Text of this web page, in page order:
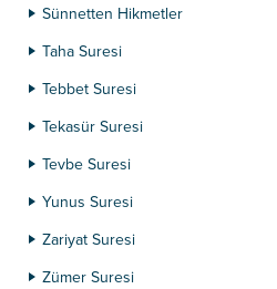
Sünnetten Hikmetler
Taha Suresi
Tebbet Suresi
Tekasür Suresi
Tevbe Suresi
Yunus Suresi
Zariyat Suresi
Zümer Suresi